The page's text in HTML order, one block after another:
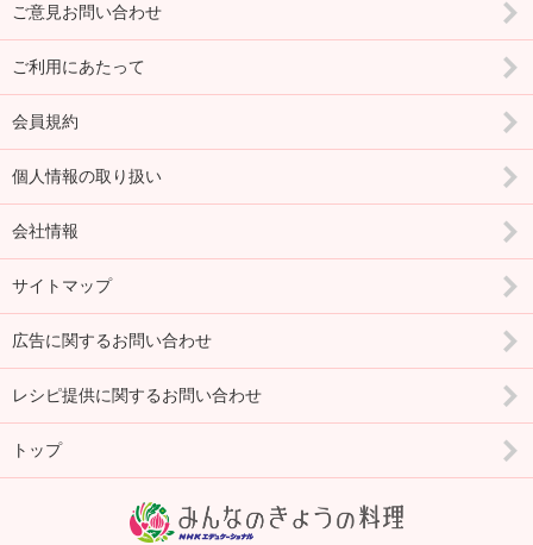
ご意見お問い合わせ
ご利用にあたって
会員規約
個人情報の取り扱い
会社情報
サイトマップ
広告に関するお問い合わせ
レシピ提供に関するお問い合わせ
トップ